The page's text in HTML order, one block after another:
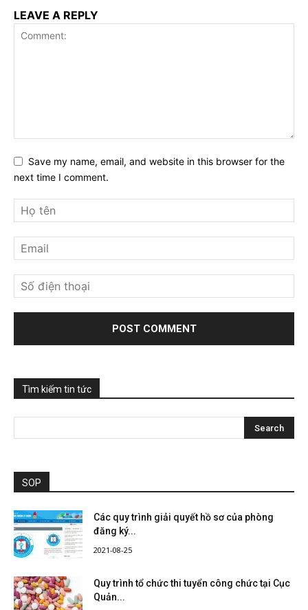
LEAVE A REPLY
Save my name, email, and website in this browser for the
next time I comment.
Tìm kiếm tin tức
SOP
Các quy trình giải quyết hồ sơ của phòng
đăng ký...
2021-08-25
Quy trình tổ chức thi tuyển công chức tại Cục
Quản...